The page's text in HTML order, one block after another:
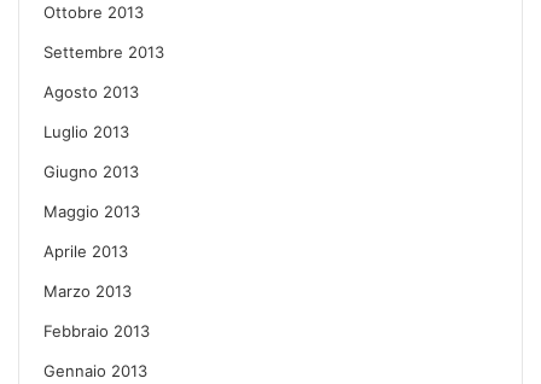
Ottobre 2013
Settembre 2013
Agosto 2013
Luglio 2013
Giugno 2013
Maggio 2013
Aprile 2013
Marzo 2013
Febbraio 2013
Gennaio 2013